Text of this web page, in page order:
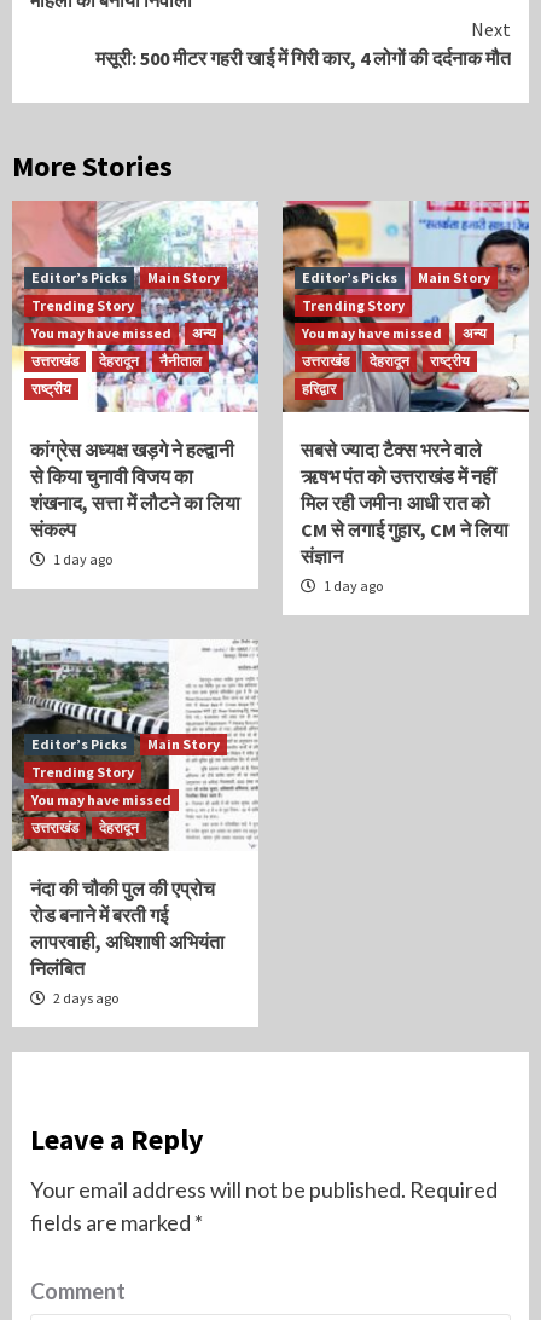
Next
मसूरी: 500 मीटर गहरी खाई में गिरी कार, 4 लोगों की दर्दनाक मौत
More Stories
Editor’s Picks
Main Story
Trending Story
You may have missed
अन्य
उत्तराखंड
देहरादून
नैनीताल
राष्ट्रीय
कांग्रेस अध्यक्ष खड़गे ने हल्द्वानी
से किया चुनावी विजय का
शंखनाद, सत्ता में लौटने का लिया
संकल्प
1 day ago
Editor’s Picks
Main Story
Trending Story
You may have missed
अन्य
उत्तराखंड
देहरादून
राष्ट्रीय
हरिद्वार
सबसे ज्यादा टैक्स भरने वाले
ऋषभ पंत को उत्तराखंड में नहीं
मिल रही जमीन! आधी रात को
CM से लगाई गुहार, CM ने लिया
संज्ञान
1 day ago
Editor’s Picks
Main Story
Trending Story
You may have missed
उत्तराखंड
देहरादून
नंदा की चौकी पुल की एप्रोच
रोड बनाने में बरती गई
लापरवाही, अधिशाषी अभियंता
निलंबित
2 days ago
Leave a Reply
Your email address will not be published. Required
fields are marked *
Comment